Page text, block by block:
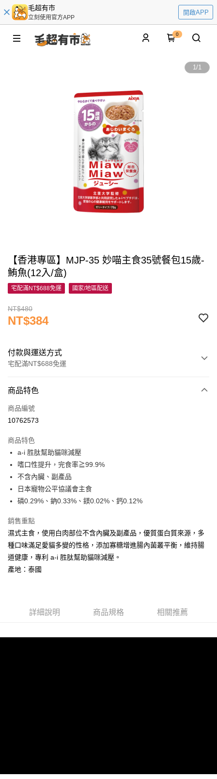
毛超有市
立刻使用官方APP
開啟APP
0
1/1
【香港專區】MJP-35 妙喵主食35號餐包15歲-
鮪魚(12入/盒)
宅配滿NT$688免運 國家/地區配送
NT$480
NT$384
付款與運送方式
宅配滿NT$688免運
信用卡一次付款
信用卡分期付款
合作金庫商業銀行
華南商業銀行
上海商業儲蓄銀行
國泰世華商業銀行
臺灣中小企業銀行
匯豐（台灣）商業銀行
華泰商業銀行
聯邦商業銀行
遠東國際商業銀行
元大商業銀行
台新國際商業銀行
中國信託商業銀行
台灣樂天信用卡公司
6 期 0 利率 每期
華南商業銀行
上海商業儲蓄銀行
國泰世華商業銀行
臺灣中小企業銀行
台中商業銀行
聯邦商業銀行
元大商業銀行
永豐商業銀行
玉山商業銀行
星展（台灣）商業銀行
台灣樂天信用卡公司
LINE Pay
Apple Pay
街口支付
悠遊付
AFTEE先享後付
相關說明
【關於「AFTEE先享後付」】
AFTEE先享後付是「在收到商品之後才付款」的支付方式。 讓您購物簡單
便利好安心！
【「AFTEE先享後付」結帳流程】
https://aftee.tw/terms/#terms3
每筆NT$120，滿NT$688(含以上)免運費
商品特色
商品編號
10762573
商品特色
a-i 胜肽幫助貓咪減壓
嗜口性提升，完食率≧99.9%
不含內臟、副產品
日本寵物公平協議會主食
磷0.29%、鈉0.33%、鎂0.02%、鈣0.12%
銷售重點
濕式主食，使用白肉部位不含內臟及副產品，優質蛋白質來源，多
種口味滿足愛貓多變的性格，添加寡糖增進腸內菌叢平衡，維持腸
道健康，專利 a-i 胜肽幫助貓咪減壓。
產地：泰國
詳細說明 商品規格 相關推薦